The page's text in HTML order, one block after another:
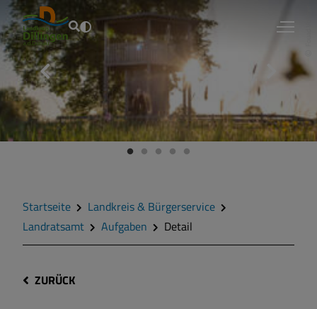
Fouad Vollmer
Startseite
Landkreis & Bürgerservice
Landratsamt
Aufgaben Detail
ZURÜCK